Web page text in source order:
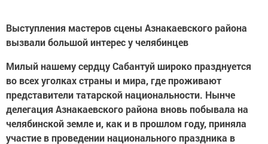
Выступления мастеров сцены Азнакаевского района
вызвали большой интерес у челябинцев
Милый нашему сердцу Сабантуй широко празднуется
во всех уголках страны и мира, где проживают
представители татарской национальности. Нынче
делегация Азнакаевского района вновь побывала на
челябинской земле и, как и в прошлом году, приняла
участие в проведении национального праздника в